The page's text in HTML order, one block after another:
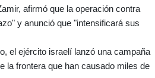
afirmó que la operación contra
y anunció que "intensificará sus
el ejército israelí lanzó una campaña
la frontera que han causado miles de